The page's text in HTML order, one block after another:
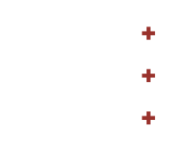
+
+
+